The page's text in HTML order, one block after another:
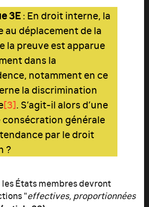
3E: En droit interne, la
au déplacement de la
la preuve est apparue
dans la
notamment en ce
la discrimination
[3]. S’agit-il alors d’une
générale
par le droit
?
les États membres devront
"effectives, proportionnées